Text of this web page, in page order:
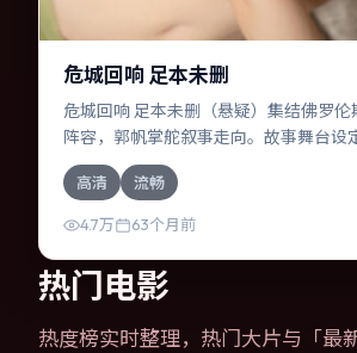
危城回响 足本未删
危城回响 足本未删（悬疑）集结佛罗伦
阵容，郭帆掌舵叙事走向。故事舞台设
一次意外选择展开连锁反应；配乐与色
结尾留白耐人寻味。
高清 流畅
4.7万 63个月前
热门电影
热度榜实时整理，热门大片与「最